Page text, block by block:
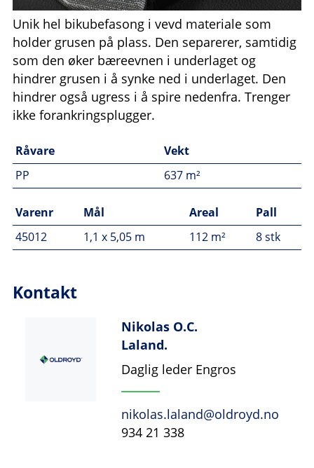
Unik hel bikubefasong i vevd materiale som
holder grusen på plass. Den separerer, samtidig
som den øker bæreevnen i underlaget og
hindrer grusen i å synke ned i underlaget. Den
hindrer også ugress i å spire nedenfra. Trenger
ikke forankringsplugger.
Råvare
Vekt
PP
637 m²
Varenr Mål Areal
Pall
45012
1,1 x 5,05 m 112 m² 8 stk
Kontakt
Nikolas O.C.
Laland.
Daglig leder Engros
nikolas.laland@oldroyd.no
934 21 338